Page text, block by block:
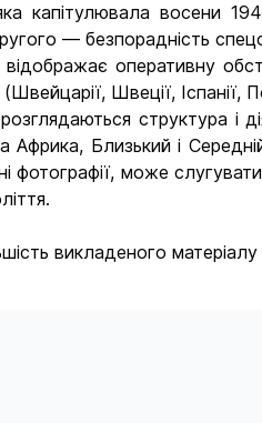
капітулювала восени
— безпорадність
оперативну
Швеції, Іспанії,
структура і
Африка, Близький і
фотографії, може
викладеного